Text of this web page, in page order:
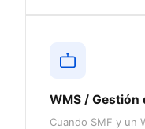
WMS / Gestión
Cuando SMF y un